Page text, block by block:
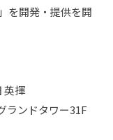
を開発・提供を開
揮
ンドタワー31F